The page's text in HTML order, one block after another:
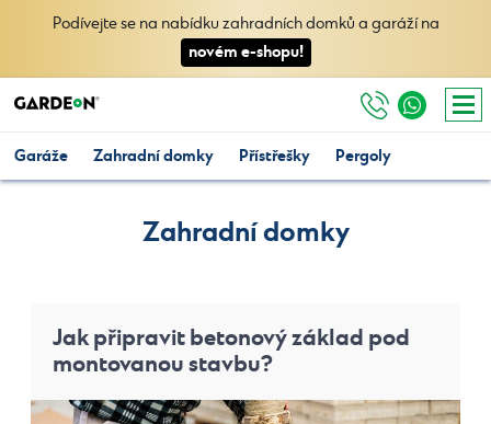
Podívejte se na nabídku zahradních domků a garáží na
novém e-shopu!
Garáže Zahradní domky Přístřešky Pergoly
Zahradní domky
Jak připravit betonový základ pod
montovanou stavbu?